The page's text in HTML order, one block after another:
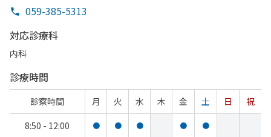
059-385-5313
対応診療科
内科
診療時間
診察時間 月 火 水 木 金 土 日
祝
8:50 - 12:00
● ● ● ● ●